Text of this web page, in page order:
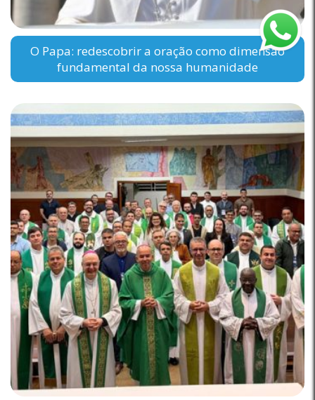
O Papa: redescobrir a oração como dimensão
fundamental da nossa humanidade